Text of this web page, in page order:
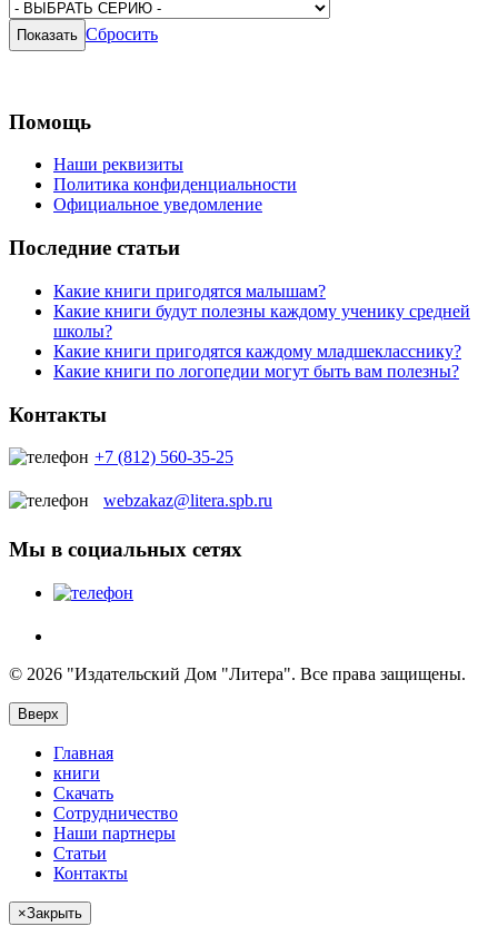
Сбросить
Помощь
Наши реквизиты
Политика конфиденциальности
Официальное уведомление
Последние статьи
Какие книги пригодятся малышам?
Какие книги будут полезны каждому ученику средней
школы?
Какие книги пригодятся каждому младшекласснику?
Какие книги по логопедии могут быть вам полезны?
Контакты
+7 (812) 560-35-25
webzakaz@litera.spb.ru
Мы в социальных сетях
© 2026 "Издательский Дом "Литера". Все права защищены.
Вверх
Главная
книги
Скачать
Сотрудничество
Наши партнеры
Статьи
Контакты
×Закрыть